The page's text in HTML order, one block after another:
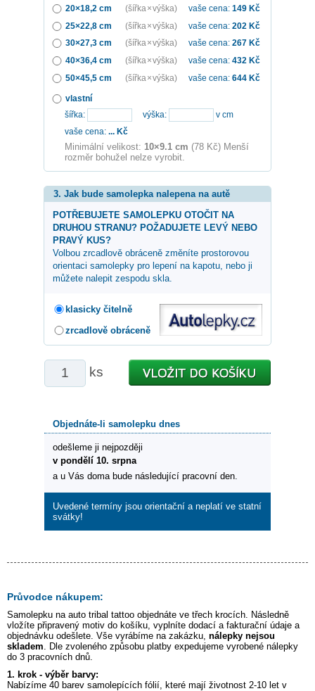
20×18,2 cm
(šířka × výška) vaše cena: 149 Kč
25×22,8 cm
(šířka × výška) vaše cena: 202 Kč
30×27,3 cm
(šířka × výška) vaše cena: 267 Kč
40×36,4 cm
(šířka × výška) vaše cena: 432 Kč
50×45,5 cm
(šířka × výška) vaše cena: 644 Kč
vlastní
šířka:
výška:
v cm
vaše cena: ... Kč
Minimální velikost: 10×9.1 cm (78 Kč) Menší
rozměr bohužel nelze vyrobit.
3. Jak bude samolepka nalepena na autě
POTŘEBUJETE SAMOLEPKU OTOČIT NA
DRUHOU STRANU? POŽADUJETE LEVÝ NEBO
PRAVÝ KUS?
Volbou zrcadlově obráceně změníte prostorovou
orientaci samolepky pro lepení na kapotu, nebo ji
můžete nalepit zespodu skla.
klasicky čitelně
zrcadlově obráceně
ks
Objednáte-li samolepku dnes
odešleme ji nejpozději
v pondělí 10. srpna
a u Vás doma bude následující pracovní den.
Uvedené termíny jsou orientační a neplatí ve statní
svátky!
Průvodce nákupem:
Samolepku na auto tribal tattoo objednáte ve třech krocích. Následně
vložíte připravený motiv do košíku, vyplníte dodací a fakturační údaje a
objednávku odešlete. Vše vyrábíme na zakázku, nálepky nejsou
skladem. Dle zvoleného způsobu platby expedujeme vyrobené nálepky
do 3 pracovních dnů.
1. krok - výběr barvy:
Nabízíme 40 barev samolepících fólií, které mají životnost 2-10 let v